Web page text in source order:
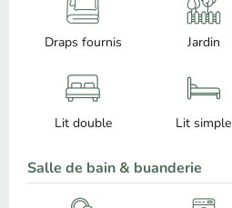
Draps fournis Jardin
Lit double Lit simple
Salle de bain & buanderie